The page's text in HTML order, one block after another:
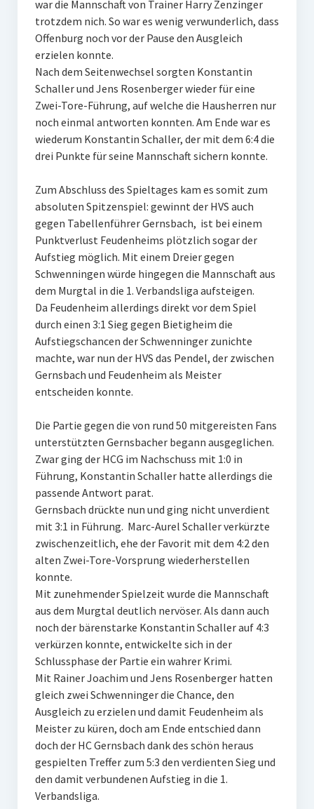
M U12
Internationale Hallenhockeyturnier
Zocker Reloaded
Galerie
Jugend Sponsoring
war die Mannschaft von Trainer Harry Zenzinger
trotzdem nich. So war es wenig verwunderlich, dass
Offenburg noch vor der Pause den Ausgleich
erzielen konnte.
Nach dem Seitenwechsel sorgten Konstantin
Schaller und Jens Rosenberger wieder für eine
Zwei-Tore-Führung, auf welche die Hausherren nur
noch einmal antworten konnten. Am Ende war es
wiederum Konstantin Schaller, der mit dem 6:4 die
drei Punkte für seine Mannschaft sichern konnte.
Zum Abschluss des Spieltages kam es somit zum
absoluten Spitzenspiel: gewinnt der HVS auch
gegen Tabellenführer Gernsbach, ist bei einem
Punktverlust Feudenheims plötzlich sogar der
Aufstieg möglich. Mit einem Dreier gegen
Schwenningen würde hingegen die Mannschaft aus
dem Murgtal in die 1. Verbandsliga aufsteigen.
Da Feudenheim allerdings direkt vor dem Spiel
durch einen 3:1 Sieg gegen Bietigheim die
Aufstiegschancen der Schwenninger zunichte
machte, war nun der HVS das Pendel, der zwischen
Gernsbach und Feudenheim als Meister
entscheiden konnte.
Die Partie gegen die von rund 50 mitgereisten Fans
unterstützten Gernsbacher begann ausgeglichen.
Zwar ging der HCG im Nachschuss mit 1:0 in
Führung, Konstantin Schaller hatte allerdings die
passende Antwort parat.
Gernsbach drückte nun und ging nicht unverdient
mit 3:1 in Führung. Marc-Aurel Schaller verkürzte
zwischenzeitlich, ehe der Favorit mit dem 4:2 den
alten Zwei-Tore-Vorsprung wiederherstellen
konnte.
Mit zunehmender Spielzeit wurde die Mannschaft
aus dem Murgtal deutlich nervöser. Als dann auch
noch der bärenstarke Konstantin Schaller auf 4:3
verkürzen konnte, entwickelte sich in der
Schlussphase der Partie ein wahrer Krimi.
Mit Rainer Joachim und Jens Rosenberger hatten
gleich zwei Schwenninger die Chance, den
Ausgleich zu erzielen und damit Feudenheim als
Meister zu küren, doch am Ende entschied dann
doch der HC Gernsbach dank des schön heraus
gespielten Treffer zum 5:3 den verdienten Sieg und
den damit verbundenen Aufstieg in die 1.
Verbandsliga.